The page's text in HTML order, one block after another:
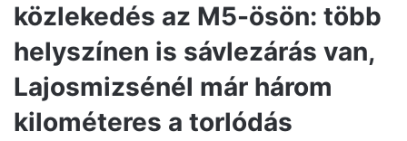
közlekedés az M5-ösön: több
helyszínen is sávlezárás van,
Lajosmizsénél már három
kilométeres a torlódás